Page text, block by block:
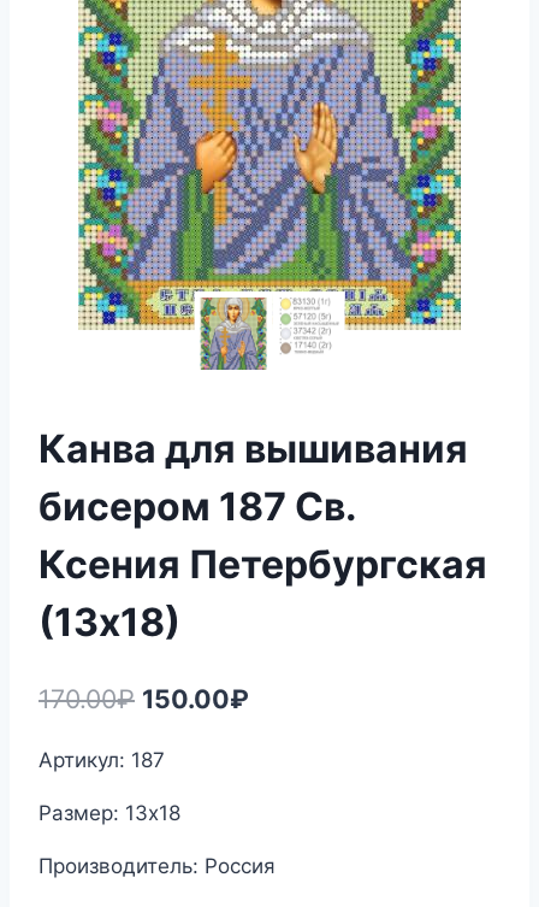
Канва для вышивания
бисером 187 Св.
Ксения Петербургская
(13х18)
170.00₽ Первоначальная
составляла
170.00₽.
150.00₽
Артикул: 187
Размер: 13х18
Производитель: Россия